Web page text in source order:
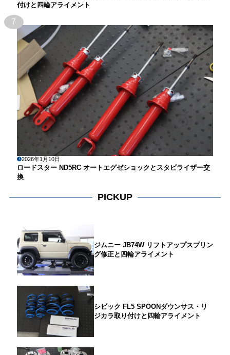
付けと四輪アライメント
7
2026年1月10日
ロードスター ND5RC オートエグゼショックとスタビライザー交
換
PICKUP
ジムニー JB74W リフトアップスプリン
グ修正と四輪アライメント
シビック FL5 SPOONダウンサス・リ
ジカラ取り付けと四輪アライメント